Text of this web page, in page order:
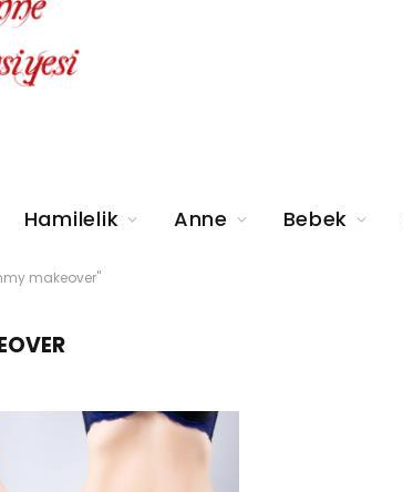
Hamilelik Anne Bebek
makeover"